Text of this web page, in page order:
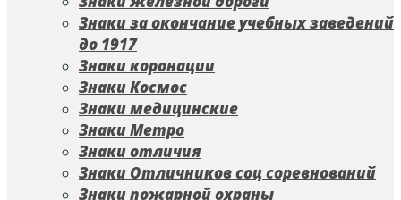
Знаки за окончание учебных заведений
до 1917
Знаки коронации
Знаки Космос
Знаки медицинские
Знаки Метро
Знаки отличия
Знаки Отличников соц соревнований
Знаки пожарной охраны